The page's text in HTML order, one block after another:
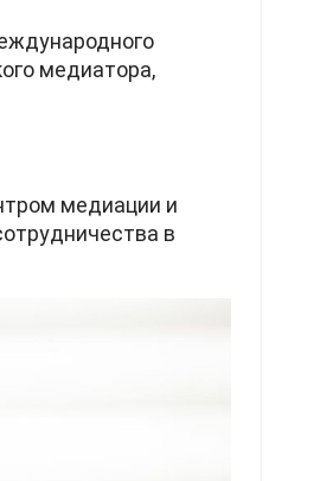
медиатора,
медиации и
в